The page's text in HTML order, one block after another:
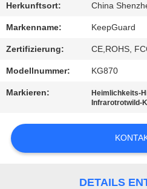
KONTAKT
MIT
UNS
NEUIGKEITEN
BITTE
Herkunftsort: China
Markenname: KeepGuard
Zertifizierung: CE,ROHS,
Modellnummer: KG870
Markieren: Heimlichkeits-
Infrarotrotwild-
DETAILS